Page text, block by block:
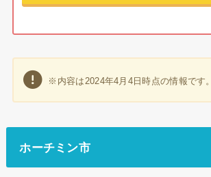
※内容は2024年4月4日時点の情報です。
ホーチミン市